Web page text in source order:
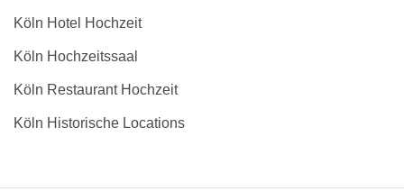
Köln Hotel Hochzeit
Köln Hochzeitssaal
Köln Restaurant Hochzeit
Köln Historische Locations